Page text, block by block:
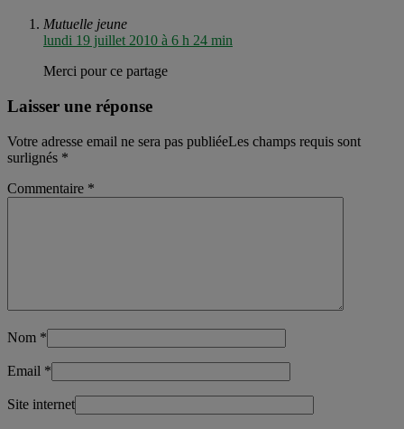
Mutuelle jeune
lundi 19 juillet 2010 à 6 h 24 min
Merci pour ce partage
Laisser une réponse
Votre adresse email ne sera pas publiéeLes champs requis sont
surlignés *
Commentaire *
Nom *
Email *
Site internet